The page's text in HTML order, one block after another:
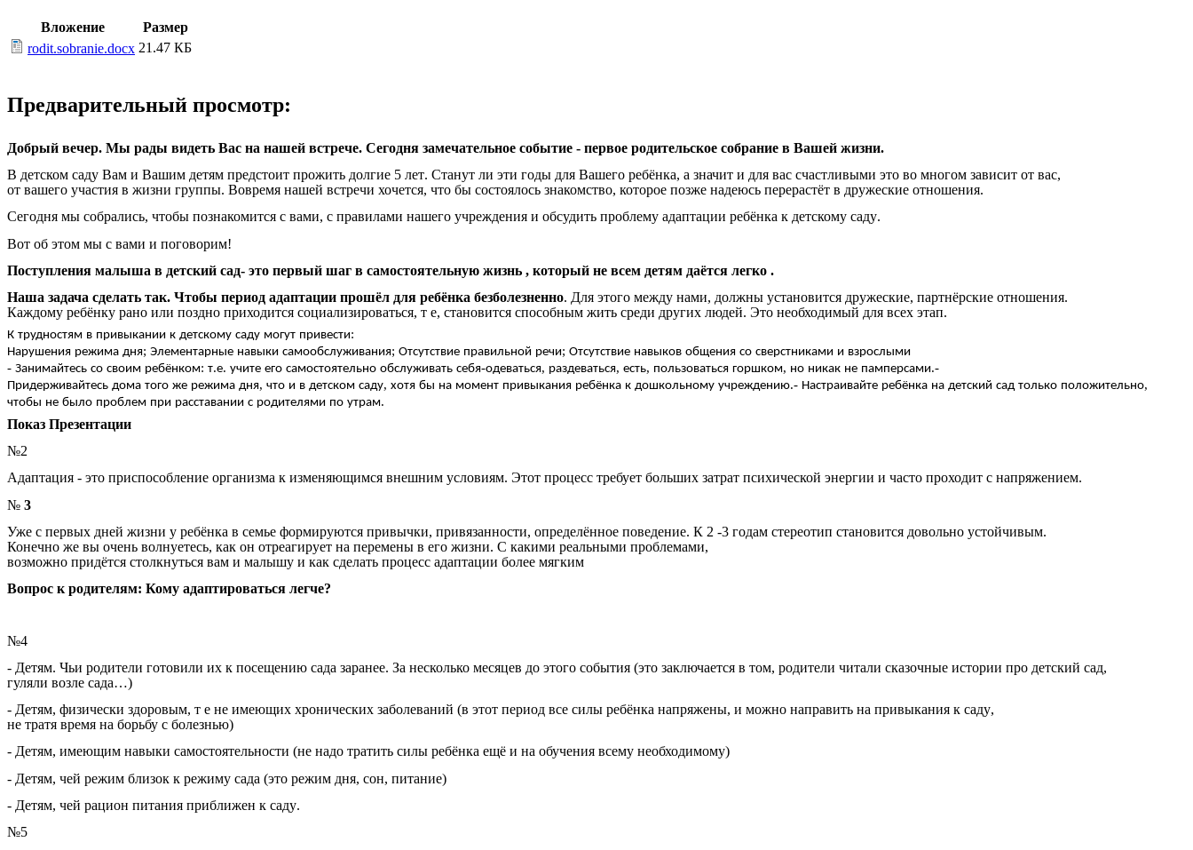
Вложение
Размер
rodit.sobranie.docx 21.47 КБ
Предварительный просмотр:
Добрый вечер. Мы рады видеть Вас на нашей встрече. Сегодня замечательное событие - первое родительское собрание в Вашей жизни.
В детском саду Вам и Вашим детям предстоит прожить долгие 5 лет. Станут ли эти годы для Вашего ребёнка, а значит и для вас счастливыми это во многом зависит от вас,
от вашего участия в жизни группы. Вовремя нашей встречи хочется, что бы состоялось знакомство, которое позже надеюсь перерастёт в дружеские отношения.
Сегодня мы собрались, чтобы познакомится с вами, с правилами нашего учреждения и обсудить проблему адаптации ребёнка к детскому саду.
Вот об этом мы с вами и поговорим!
Поступления малыша в детский сад- это первый шаг в самостоятельную жизнь , который не всем детям даётся легко .
Наша задача сделать так. Чтобы период адаптации прошёл для ребёнка безболезненно. Для этого между нами, должны установится дружеские, партнёрские отношения.
Каждому ребёнку рано или поздно приходится социализироваться, т е, становится способным жить среди других людей. Это необходимый для всех этап.
К трудностям в привыкании к детскому саду могут привести:
Нарушения режима дня; Элементарные навыки самообслуживания; Отсутствие правильной речи; Отсутствие навыков общения со сверстниками и взрослыми
- Занимайтесь со своим ребёнком: т.е. учите его самостоятельно обслуживать себя-одеваться, раздеваться, есть, пользоваться горшком, но никак не памперсами.-
Придерживайтесь дома того же режима дня, что и в детском саду, хотя бы на момент привыкания ребёнка к дошкольному учреждению.- Настраивайте ребёнка на детский сад только положительно,
чтобы не было проблем при расставании с родителями по утрам.
Показ Презентации
№2
Адаптация - это приспособление организма к изменяющимся внешним условиям. Этот процесс требует больших затрат психической энергии и часто проходит с напряжением.
№ 3
Уже с первых дней жизни у ребёнка в семье формируются привычки, привязанности, определённое поведение. К 2 -3 годам стереотип становится довольно устойчивым.
Конечно же вы очень волнуетесь, как он отреагирует на перемены в его жизни. С какими реальными проблемами,
возможно придётся столкнуться вам и малышу и как сделать процесс адаптации более мягким
Вопрос к родителям: Кому адаптироваться легче?
№4
- Детям. Чьи родители готовили их к посещению сада заранее. За несколько месяцев до этого события (это заключается в том, родители читали сказочные истории про детский сад,
гуляли возле сада…)
- Детям, физически здоровым, т е не имеющих хронических заболеваний (в этот период все силы ребёнка напряжены, и можно направить на привыкания к саду,
не тратя время на борьбу с болезнью)
- Детям, имеющим навыки самостоятельности (не надо тратить силы ребёнка ещё и на обучения всему необходимому)
- Детям, чей режим близок к режиму сада (это режим дня, сон, питание)
- Детям, чей рацион питания приближен к саду.
№5